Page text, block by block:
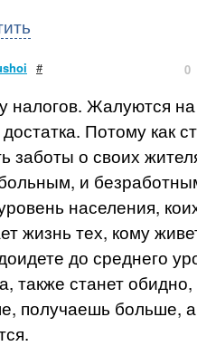
# 0
налогов. Жалуются
Потому как
заботы о своих
и
населения,
жизнь тех, кому
до среднего
также станет
получаешь больше,